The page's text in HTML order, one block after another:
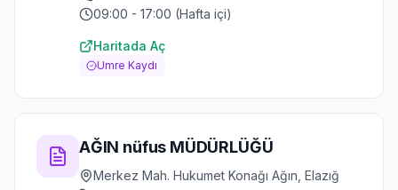
09:00 - 17:00 (Hafta içi)
Haritada Aç
Umre Kaydı
AĞIN nüfus MÜDÜRLÜĞÜ
Merkez Mah. Hukumet Konağı Ağın, Elazığ